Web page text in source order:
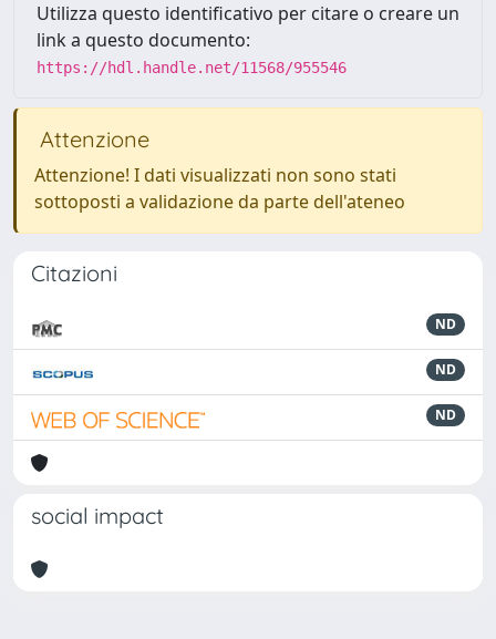
Utilizza questo identificativo per citare o creare un
link a questo documento:
https://hdl.handle.net/11568/955546
Attenzione
Attenzione! I dati visualizzati non sono stati
sottoposti a validazione da parte dell'ateneo
Citazioni
ND
ND
ND
social impact